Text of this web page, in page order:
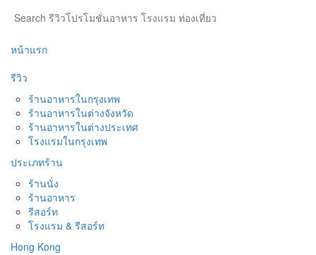
หน้าแรก
รีวิว
ร้านอาหารในกรุงเทพ
ร้านอาหารในต่างจังหวัด
ร้านอาหารในต่างประเทศ
โรงแรมในกรุงเทพ
ประเภทร้าน
ร้านนั่ง
ร้านอาหาร
รีสอร์ท
โรงแรม & รีสอร์ท
Hong Kong